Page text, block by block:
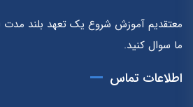
معتقدیم آموزش شروع یک تعهد بلند مدت
ما سوال کنید.
اطلاعات تماس